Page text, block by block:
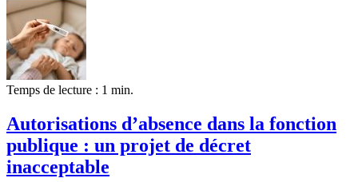
Temps de lecture : 1 min.
Autorisations d’absence dans la fonction
publique : un projet de décret
inacceptable